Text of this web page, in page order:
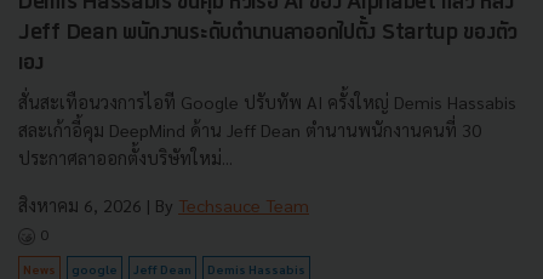
Jeff Dean พนักงานระดับตำนานลาออกไปตั้ง Startup ของตัว
เอง
สั่นสะเทือนวงการไอที Google ปรับทัพ AI ครั้งใหญ่ Demis Hassabis
สละเก้าอี้คุม DeepMind ด้าน Jeff Dean ตำนานพนักงานคนที่ 30
ประกาศลาออกตั้งบริษัทใหม่...
สิงหาคม 6, 2026 | By Techsauce Team
0
News google Jeff Dean Demis Hassabis